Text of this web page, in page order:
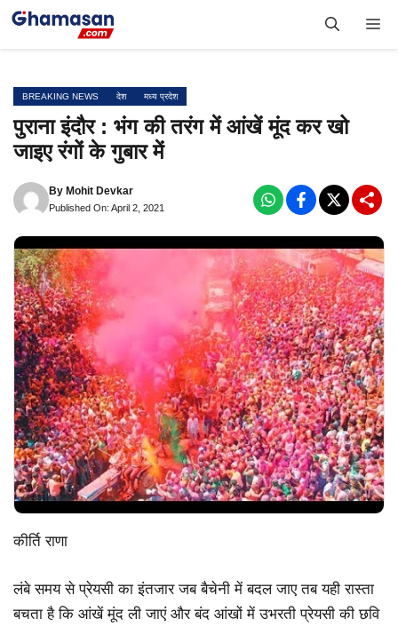
Skip
BREAKING NEWS देश मध्य प्रदेश
पुराना इंदौर : भंग की तरंग में आंखें मूंद कर खो
जाइए रंगों के गुबार में
By Mohit Devkar
Published On: April 2, 2021
कीर्ति राणा
लंबे समय से प्रेयसी का इंतजार जब बैचेनी में बदल जाए तब यही रास्ता
बचता है कि आंखें मूंद ली जाएं और बंद आंखों में उभरती प्रेयसी की छवि